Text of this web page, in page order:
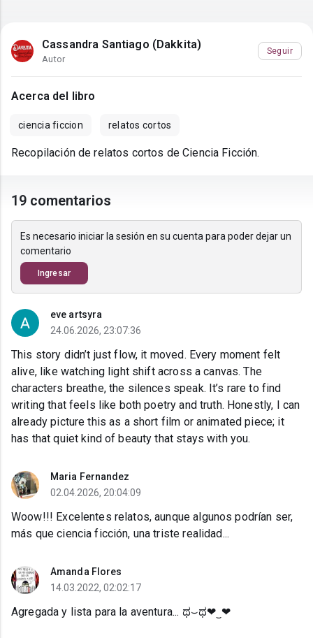
Cassandra Santiago (Dakkita)
Autor
Seguir
Acerca del libro
ciencia ficcion relatos cortos
Recopilación de relatos cortos de Ciencia Ficción.
19 comentarios
Es necesario iniciar la sesión en su cuenta para poder dejar un
comentario
Ingresar
eve artsyra
24.06.2026, 23:07:36
This story didn’t just flow, it moved. Every moment felt
alive, like watching light shift across a canvas. The
characters breathe, the silences speak. It’s rare to find
writing that feels like both poetry and truth. Honestly, I can
already picture this as a short film or animated piece; it
has that quiet kind of beauty that stays with you.
Maria Fernandez
02.04.2026, 20:04:09
Woow!!! Excelentes relatos, aunque algunos podrían ser,
más que ciencia ficción, una triste realidad...
Amanda Flores
14.03.2022, 02:02:17
Agregada y lista para la aventura... ಥ⌣ಥ❤‿❤